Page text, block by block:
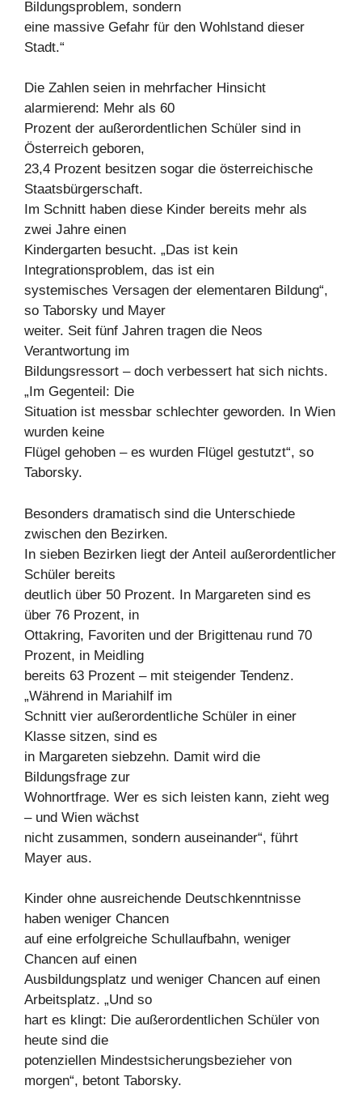
Bildungsproblem, sondern
eine massive Gefahr für den Wohlstand dieser
Stadt.“
Die Zahlen seien in mehrfacher Hinsicht
alarmierend: Mehr als 60
Prozent der außerordentlichen Schüler sind in
Österreich geboren,
23,4 Prozent besitzen sogar die österreichische
Staatsbürgerschaft.
Im Schnitt haben diese Kinder bereits mehr als
zwei Jahre einen
Kindergarten besucht. „Das ist kein
Integrationsproblem, das ist ein
systemisches Versagen der elementaren Bildung“,
so Taborsky und Mayer
weiter. Seit fünf Jahren tragen die Neos
Verantwortung im
Bildungsressort – doch verbessert hat sich nichts.
„Im Gegenteil: Die
Situation ist messbar schlechter geworden. In Wien
wurden keine
Flügel gehoben – es wurden Flügel gestutzt“, so
Taborsky.
Besonders dramatisch sind die Unterschiede
zwischen den Bezirken.
In sieben Bezirken liegt der Anteil außerordentlicher
Schüler bereits
deutlich über 50 Prozent. In Margareten sind es
über 76 Prozent, in
Ottakring, Favoriten und der Brigittenau rund 70
Prozent, in Meidling
bereits 63 Prozent – mit steigender Tendenz.
„Während in Mariahilf im
Schnitt vier außerordentliche Schüler in einer
Klasse sitzen, sind es
in Margareten siebzehn. Damit wird die
Bildungsfrage zur
Wohnortfrage. Wer es sich leisten kann, zieht weg
– und Wien wächst
nicht zusammen, sondern auseinander“, führt
Mayer aus.
Kinder ohne ausreichende Deutschkenntnisse
haben weniger Chancen
auf eine erfolgreiche Schullaufbahn, weniger
Chancen auf einen
Ausbildungsplatz und weniger Chancen auf einen
Arbeitsplatz. „Und so
hart es klingt: Die außerordentlichen Schüler von
heute sind die
potenziellen Mindestsicherungsbezieher von
morgen“, betont Taborsky.